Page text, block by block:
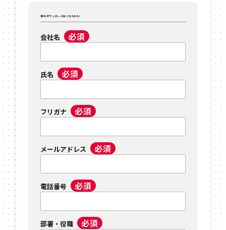
資料ダウンロードはこちらから！
会社名 必須
氏名 必須
フリガナ 必須
メールアドレス 必須
電話番号 必須
部署・役職 必須